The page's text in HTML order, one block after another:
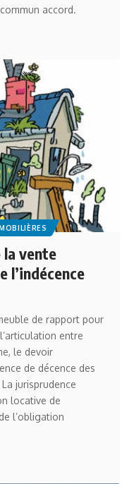
accord.
vente
l’indécence
de rapport pour
entre
le devoir
de décence des
jurisprudence
locative de
l’obligation